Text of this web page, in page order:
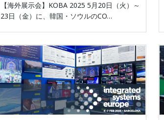
【海外展示会】KOBA 2025 5月20日（火）～
23日（金）に、韓国・ソウルのCO…